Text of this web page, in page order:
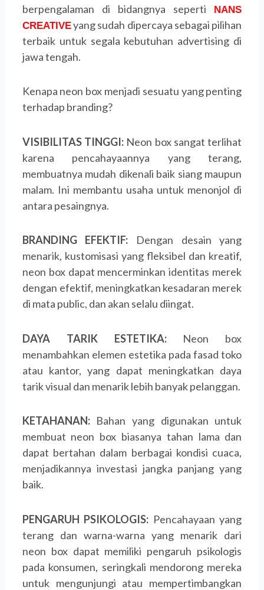
berpengalaman di bidangnya seperti
NANS
CREATIVEyang sudah dipercaya sebagai pilihan
terbaik untuk segala kebutuhan advertising di
jawa tengah.
Kenapa neon box menjadi sesuatu yang penting
terhadap branding?
VISIBILITAS TINGGI: Neon box sangat terlihat
karena pencahayaannya yang terang,
membuatnya mudah dikenali baik siang maupun
malam. Ini membantu usaha untuk menonjol di
antara pesaingnya.
BRANDING EFEKTIF: Dengan desain yang
menarik, kustomisasi yang fleksibel dan kreatif,
neon box dapat mencerminkan identitas merek
dengan efektif, meningkatkan kesadaran merek
di mata public, dan akan selalu diingat.
DAYA TARIK ESTETIKA:Neon box
menambahkan elemen estetika pada fasad toko
atau kantor, yang dapat meningkatkan daya
tarik visual dan menarik lebih banyak pelanggan.
KETAHANAN:Bahan yang digunakan untuk
membuat neon box biasanya tahan lama dan
dapat bertahan dalam berbagai kondisi cuaca,
menjadikannya investasi jangka panjang yang
baik.
PENGARUH PSIKOLOGIS: Pencahayaan yang
terang dan warna-warna yang menarik dari
neon box dapat memiliki pengaruh psikologis
pada konsumen, seringkali mendorong mereka
untuk mengunjungi atau mempertimbangkan